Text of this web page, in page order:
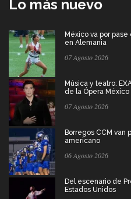
Lo más nuevo
México va por
en Alemania
07 Agosto 2026
Música y teatro:
de la Ópera México
07 Agosto 2026
Borregos CCM van
americano
06 Agosto 2026
Del escenario de
Estados Unidos